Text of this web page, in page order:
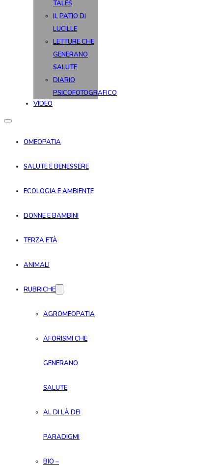
TALES
IL PATIO DI
LUCILLE
LETTURE CHE
GENERANO
SALUTE
DIARIO
PSICOFOTOGRAFICO
VIDEO
OMEOPATIA
SALUTE E BENESSERE
ECOLOGIA E AMBIENTE
DONNE E BAMBINI
TERZA ETÀ
ANIMALI
RUBRICHE
AGROMEOPATIA
AFORISMI CHE
GENERANO
SALUTE
AL DI LÀ DEI
PARADIGMI
BIO –